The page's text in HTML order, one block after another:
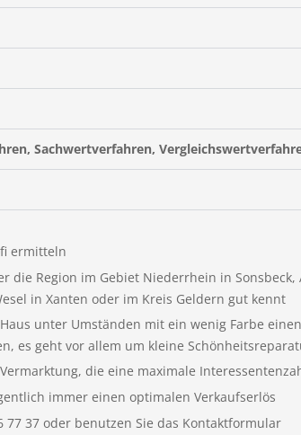
Sachwertverfahren,
ermitteln
die Region im Gebiet Niederrhein in
in Xanten oder im Kreis Geldern gut kennt
unter Umständen mit ein wenig Farbe
es geht vor allem um kleine
die eine maximale
immer einen optimalen Verkaufserlös
77 37 oder benutzen Sie das Kontaktformular